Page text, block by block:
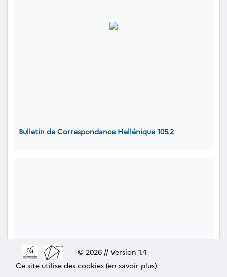
Bulletin de Correspondance Hellénique 105.2
© 2026 // Version 1.4
Ce site utilise des cookies (en savoir plus)